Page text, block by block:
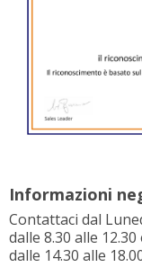
Informazioni
Contattaci dal
dalle 8.30 alle 12.30
dalle 14.30 alle